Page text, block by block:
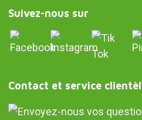
Suivez-nous sur
Contact et service